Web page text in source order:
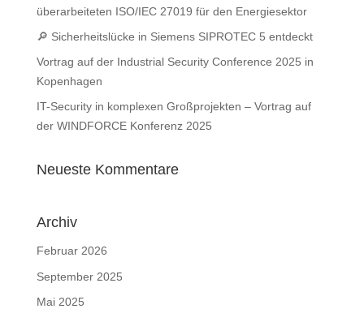
überarbeiteten ISO/IEC 27019 für den Energiesektor
🔎 Sicherheitslücke in Siemens SIPROTEC 5 entdeckt
Vortrag auf der Industrial Security Conference 2025 in
Kopenhagen
IT-Security in komplexen Großprojekten – Vortrag auf
der WINDFORCE Konferenz 2025
Neueste Kommentare
Archiv
Februar 2026
September 2025
Mai 2025